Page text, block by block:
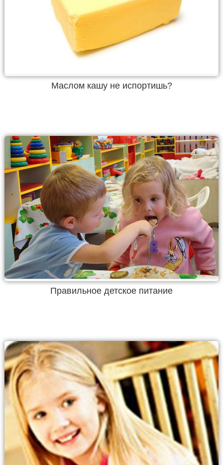
Маслом кашу не испортишь?
Правильное детское питание